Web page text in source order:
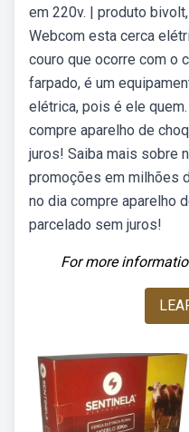
em 220v. | produto
Webcom esta cerca
couro que ocorre com o
farpado, é um
elétrica, pois é ele
compre aparelho de
juros! Saiba mais sobre
promoções em milhões
no dia compre aparelho
parcelado sem juros!
For more